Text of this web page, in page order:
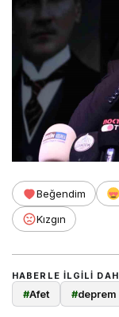
Beğendim
Kızgın
HABERLE ILGILI
#Afet #deprem